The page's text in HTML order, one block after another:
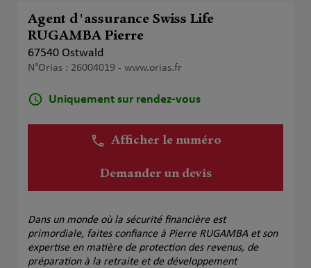
Agent d'assurance Swiss Life
RUGAMBA Pierre
67540 Ostwald
N°Orias : 26004019 - www.orias.fr
Uniquement sur rendez-vous
Afficher le numéro
Demander un devis
Dans un monde où la sécurité financière est
primordiale, faites confiance à Pierre RUGAMBA et son
expertise en matière de protection des revenus, de
préparation à la retraite et de développement